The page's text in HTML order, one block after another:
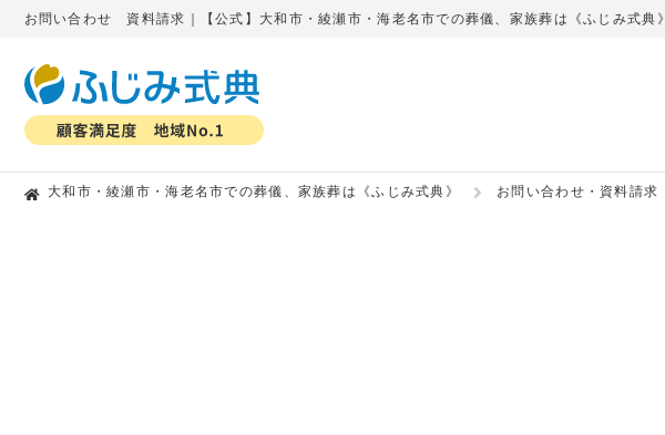
お問い合わせ 資料請求｜【公式】大和市・綾瀬市・海老名市での葬儀、家族葬は《ふじみ式典》
大和市・綾瀬市・海老名市での葬儀、家族葬は《ふじみ式典》 お問い合わせ・資料請求